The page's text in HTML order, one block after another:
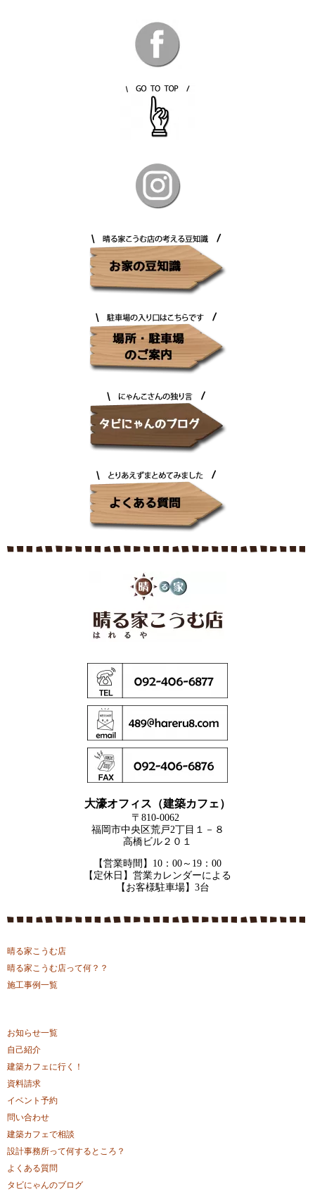
大濠オフィス（建築カフェ）
〒810-0062
福岡市中央区荒戸2丁目１－８
高橋ビル２０１
【営業時間】10：00～19：00
【定休日】営業カレンダーによる
【お客様駐車場】3台
晴る家こうむ店
晴る家こうむ店って何？？
施工事例一覧
お知らせ一覧
自己紹介
建築カフェに行く！
資料請求
イベント予約
問い合わせ
建築カフェで相談
設計事務所って何するところ？
よくある質問
タビにゃんのブログ